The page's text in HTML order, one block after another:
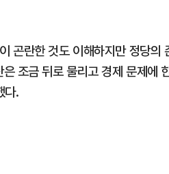
곤란한 것도 이해하지만 정당의
조금 뒤로 물리고 경제 문제에
다.